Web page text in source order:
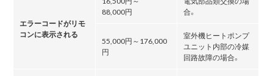
エラーコードがリモ
コンに表示される
88,000円
合。
55,000円～176,000
円
室外機ヒートポンプ
ユニット内部の冷媒
回路故障の場合。